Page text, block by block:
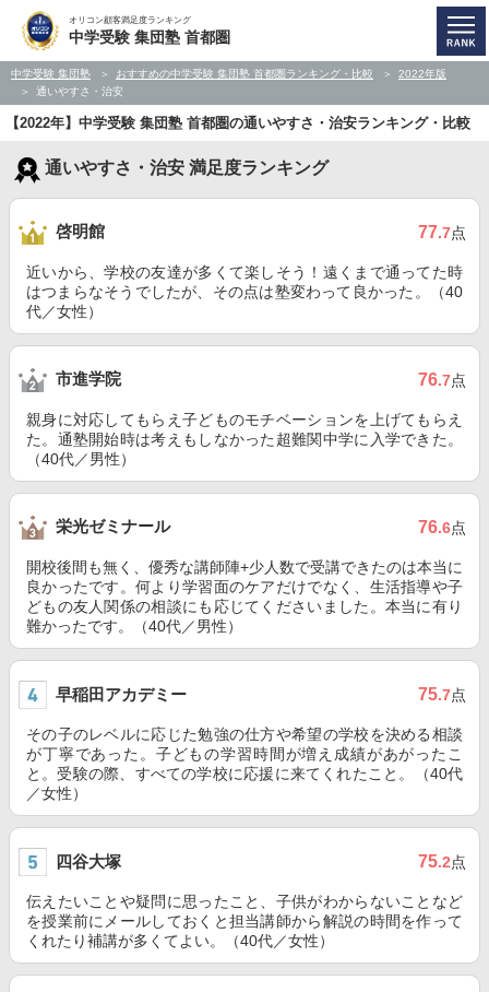
オリコン顧客満足度ランキング
中学受験 集団塾 首都圏
中学受験 集団塾 おすすめの中学受験 集団塾 首都圏ランキング・比較
2022年版
通いやすさ・治安
【2022年】中学受験 集団塾 首都圏の通いやすさ・治安ランキング・比較
通いやすさ・治安 満足度ランキング
啓明館 77.7点
近いから、学校の友達が多くて楽しそう！遠くまで通ってた時
はつまらなそうでしたが、その点は塾変わって良かった。（40
代／女性）
市進学院 76.7点
親身に対応してもらえ子どものモチベーションを上げてもらえ
た。通塾開始時は考えもしなかった超難関中学に入学できた。
（40代／男性）
栄光ゼミナール 76.6点
開校後間も無く、優秀な講師陣+少人数で受講できたのは本当に
良かったです。何より学習面のケアだけでなく、生活指導や子
どもの友人関係の相談にも応じてくださいました。本当に有り
難かったです。（40代／男性）
早稲田アカデミー 75.7点
その子のレベルに応じた勉強の仕方や希望の学校を決める相談
が丁寧であった。子どもの学習時間が増え成績があがったこ
と。受験の際、すべての学校に応援に来てくれたこと。（40代
／女性）
四谷大塚 75.2点
伝えたいことや疑問に思ったこと、子供がわからないことなど
を授業前にメールしておくと担当講師から解説の時間を作って
くれたり補講が多くてよい。（40代／女性）